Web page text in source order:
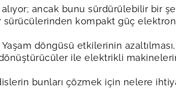
ancak bunu sürdürülebilir bir
sürücülerinden kompakt güç
döngüsü etkilerinin
ile elektrikli
bunları çözmek için nelere